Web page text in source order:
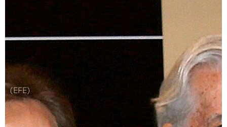
(EFE)